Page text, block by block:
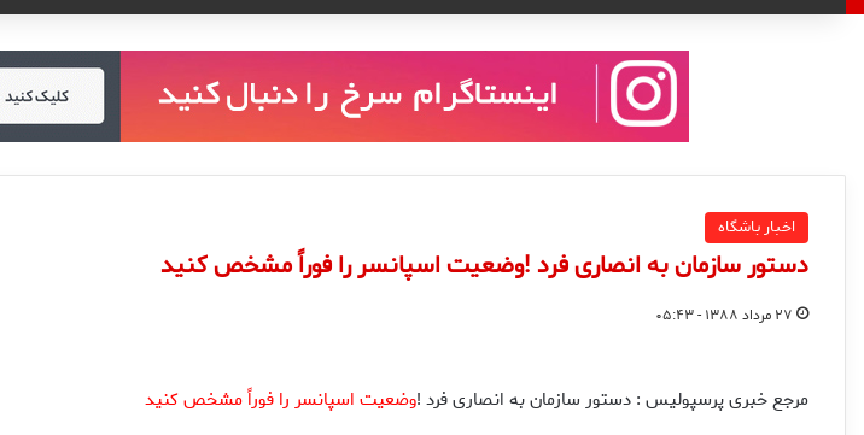
اخبار باشگاه
دستور سازمان به انصارى فرد !وضعيت اسپانسر را فوراً مشخص كنيد
۲۷ مرداد ۱۳۸۸ - ۰۵:۴۳
مرجع خبری پرسپولیس : دستور سازمان به انصارى فرد !وضعيت اسپانسر را فوراً مشخص كنيد